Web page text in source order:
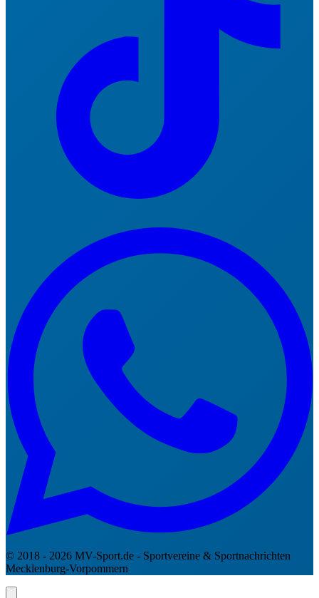
© 2018 - 2026 MV-Sport.de - Sportvereine & Sportnachrichten
Mecklenburg-Vorpommern